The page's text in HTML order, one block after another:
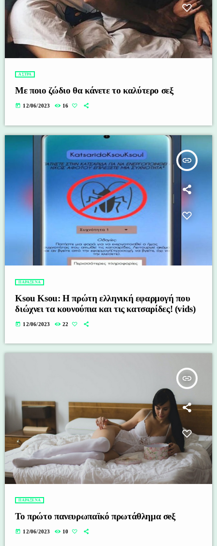
ΑΣΤΡΑ
Με ποιο ζώδιο θα κάνετε το καλύτερο σεξ
today 12/06/2023 16
insert_link
ΠΑΡΑΞΕΝΑ
Ksou Ksou: Η πρώτη ελληνική εφαρμογή που
διώχνει τα κουνούπια και τις κατσαρίδες! (vids)
today 12/06/2023 22
insert_link
ΠΑΡΑΞΕΝΑ
Το πρώτο πανευρωπαϊκό πρωτάθλημα σeξ
today 12/06/2023 10